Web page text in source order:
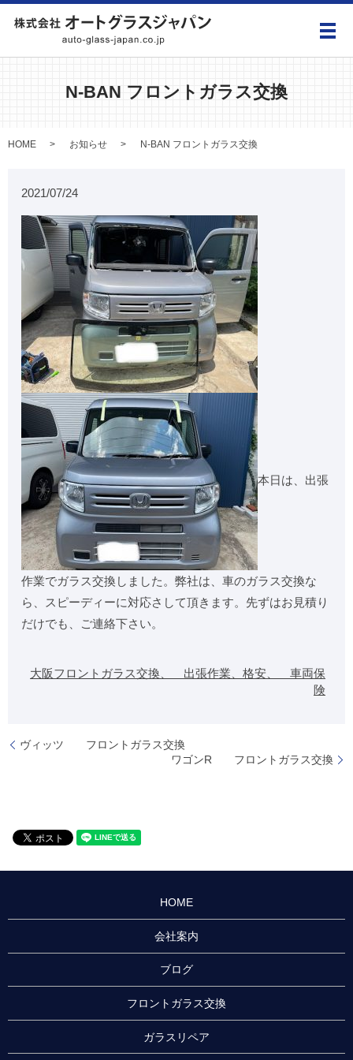
メ
N-BAN フロントガラス交換
HOME お知らせ N-BAN フロントガラス交換
2021/07/24
本日は、出張
作業でガラス交換しました。弊社は、車のガラス交換な
ら、スピーディーに対応さして頂きます。先ずはお見積り
だけでも、ご連絡下さい。
大阪フロントガラス交換、 出張作業、格安、 車両保
険
ヴィッツ フロントガラス交換
ワゴンR フロントガラス交換
HOME
会社案内
ブログ
フロントガラス交換
ガラスリペア